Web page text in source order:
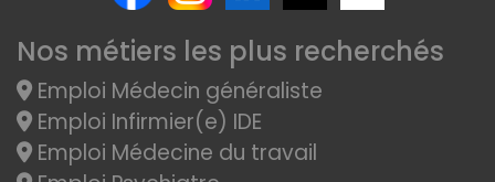
Nos métiers les plus recherchés
Emploi Médecin généraliste
Emploi Infirmier(e) IDE
Emploi Médecine du travail